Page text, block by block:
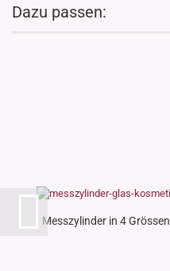
Dazu passen:
Messzylinder in 4 Grössen